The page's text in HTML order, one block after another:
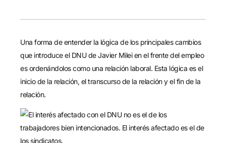
Una forma de entender la lógica de los principales cambios
que introduce el DNU de Javier Milei en el frente del empleo
es ordenándolos como una relación laboral. Esta lógica es el
inicio de la relación, el transcurso de la relación y el fin de la
relación.